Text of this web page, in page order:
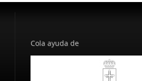
Cola ayuda de